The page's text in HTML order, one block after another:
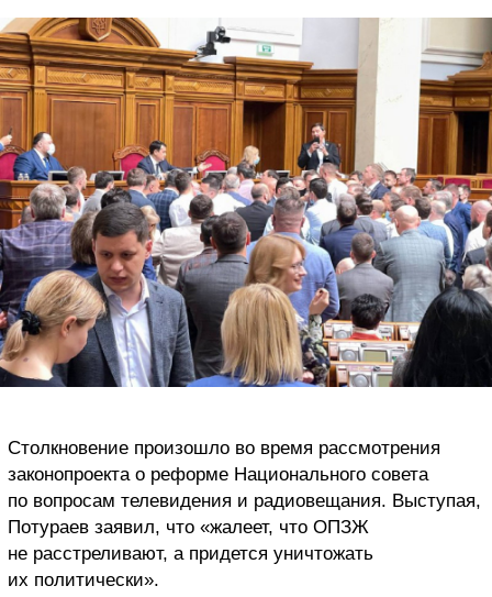
Столкновение произошло во время рассмотрения
законопроекта о реформе Национального совета
по вопросам телевидения и радиовещания. Выступая,
Потураев заявил, что «жалеет, что ОПЗЖ
не расстреливают, а придется уничтожать
их политически».